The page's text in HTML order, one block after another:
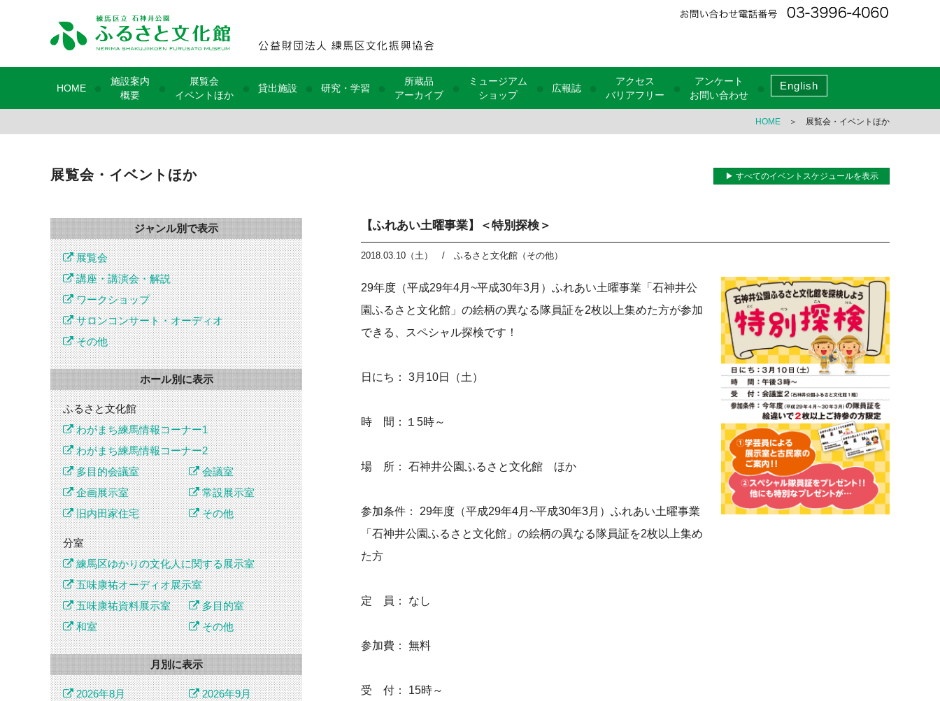
HOME
施設案内
概要
展覧会
イベントほか
貸出施設 研究・学習
所蔵品
アーカイブ
ミュージアム
ショップ
広報誌
アクセス
バリアフリー
アンケート
お問い合わせ
English
HOME ＞ 展覧会・イベントほか
展覧会・イベントほか ▶ すべてのイベントスケジュールを表示
ジャンル別で表示
展覧会
講座・講演会・解説
ワークショップ
サロンコンサート・オーディオ
その他
ホール別に表示
ふるさと文化館
わがまち練馬情報コーナー1
わがまち練馬情報コーナー2
多目的会議室
会議室
企画展示室
常設展示室
旧内田家住宅
その他
分室
練馬区ゆかりの文化人に関する展示室
五味康祐オーディオ展示室
五味康祐資料展示室
多目的室
和室
その他
月別に表示
2026年8月
2026年9月
【ふれあい土曜事業】＜特別探検＞
2018.03.10（土） / ふるさと文化館（その他）
29年度（平成29年4月~平成30年3月）ふれあい土曜事業「石神井公
園ふるさと文化館」の絵柄の異なる隊員証を2枚以上集めた方が参加
できる、スペシャル探検です！
日にち： 3月10日（土）
時 間：１5時～
場 所： 石神井公園ふるさと文化館 ほか
参加条件： 29年度（平成29年4月~平成30年3月）ふれあい土曜事業
「石神井公園ふるさと文化館」の絵柄の異なる隊員証を2枚以上集め
た方
定 員： なし
参加費： 無料
受 付： 15時～